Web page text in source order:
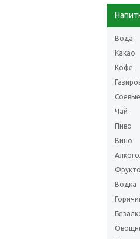
Вода
Какао
Кофе
Чай
Пиво
Вино
Водка